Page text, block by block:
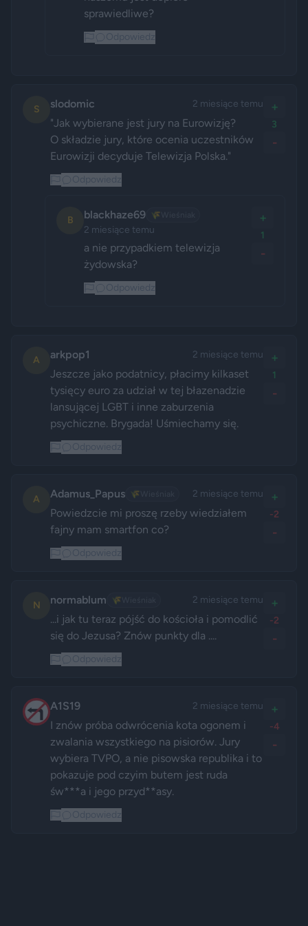
sprawiedliwe?
S slodomic 2 miesiące temu
"Jak wybierane jest jury na Eurowizję?
O składzie jury, które ocenia uczestników
Eurowizji decyduje Telewizja Polska."
+
3
-
B blackhaze69 🌾
2 miesiące temu
a nie przypadkiem telewizja
żydowska?
+
1
-
A arkpop1 2 miesiące temu
Jeszcze jako podatnicy, płacimy kilkaset
tysięcy euro za udział w tej błazenadzie
lansującej LGBT i inne zaburzenia
psychiczne. Brygada! Uśmiechamy się.
+
1
-
A Adamus_Papus 🌾 2 miesiące temu
Powiedzcie mi proszę rzeby wiedziałem
fajny mam smartfon co?
+
-2
-
N normablum 🌾 2 miesiące temu
...i jak tu teraz pójść do kościoła i pomodlić
się do Jezusa? Znów punkty dla ....
+
-2
-
A1S19 2 miesiące temu
I znów próba odwrócenia kota ogonem i
zwalania wszystkiego na pisiorów. Jury
wybiera TVPO, a nie pisowska republika i to
pokazuje pod czyim butem jest ruda
św***a i jego przyd**asy.
+
-4
-